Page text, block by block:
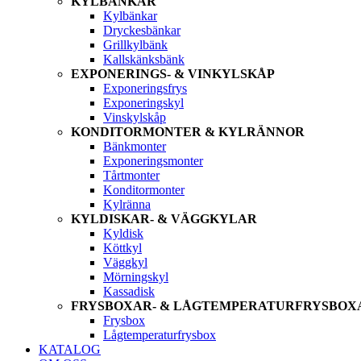
Kylbänkar
Dryckesbänkar
Grillkylbänk
Kallskänksbänk
EXPONERINGS- & VINKYLSKÅP
Exponeringsfrys
Exponeringskyl
Vinskylskåp
KONDITORMONTER & KYLRÄNNOR
Bänkmonter
Exponeringsmonter
Tårtmonter
Konditormonter
Kylränna
KYLDISKAR- & VÄGGKYLAR
Kyldisk
Köttkyl
Väggkyl
Mörningskyl
Kassadisk
FRYSBOXAR- &
Frysbox
Lågtemperaturfrysbox
KATALOG